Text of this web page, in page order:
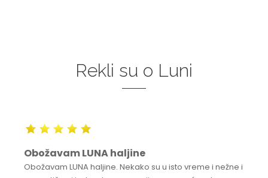
Rekli su o Luni
Obožavam LUNA haljine
Obožavam LUNA haljine. Nekako su u isto vreme i nežne i